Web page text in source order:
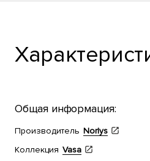
Общая информация:
Производитель Norlys
Коллекция Vasa